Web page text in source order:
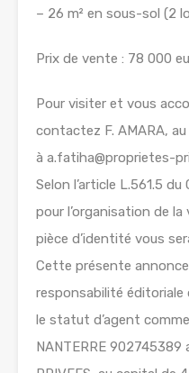
– 26 m² en sous-sol (2
Prix de vente : 78 000
Pour visiter et vous
contactez F. AMARA,
à a.fatiha@proprietes-
Selon l’article L.561.5
pour l’organisation de
pièce d’identité vous
Cette présente
responsabilité éditoriale
le statut d’agent
NANTERRE 902745389